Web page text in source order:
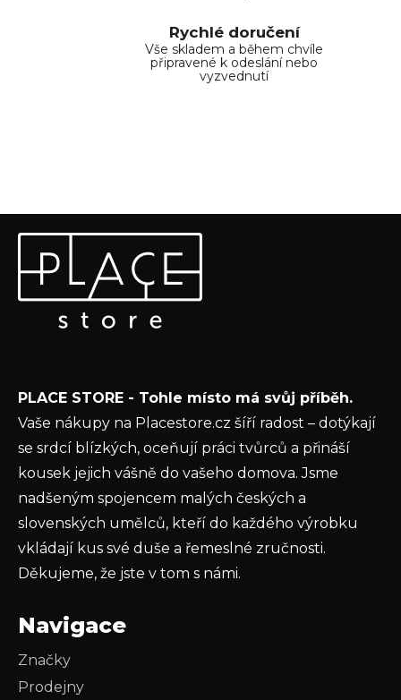
v
ý
p
i
Rychlé doručení
Vše skladem a během chvíle
připravené k odeslání nebo
vyzvednutí
Odebírat newsletter
Vložte svůj e-mail a my vám budeme zasílat informace o
nových produktech na našem e-shopu.
ochrany osobních údajů
PŘIHLÁSIT SE
PLACE STORE - Tohle místo má svůj příběh.
Vaše nákupy na Placestore.cz šíří radost – dotýkají
se srdcí blízkých, oceňují práci tvůrců a přináší
kousek jejich vášně do vašeho domova. Jsme
nadšeným spojencem malých českých a
slovenských umělců, kteří do každého výrobku
vkládají kus své duše a řemeslné zručnosti.
Děkujeme, že jste v tom s námi.
Navigace
Značky
Prodejny